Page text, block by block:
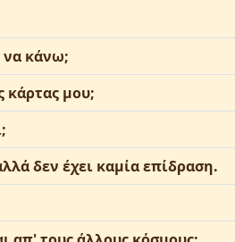
να κάνω;
κάρτας μου;
δεν έχει καμία επίδραση.